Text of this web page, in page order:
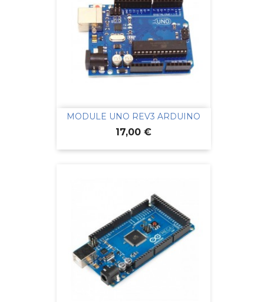
MODULE UNO REV3 ARDUINO
Prix
17,00 €